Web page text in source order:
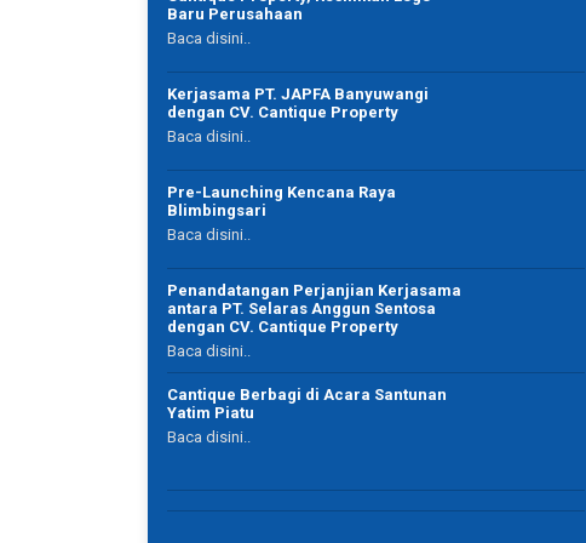
Baru Perusahaan
Baca disini..
Kerjasama PT. JAPFA Banyuwangi
dengan CV. Cantique Property
Baca disini..
Pre-Launching Kencana Raya
Blimbingsari
Baca disini..
Penandatangan Perjanjian Kerjasama
antara PT. Selaras Anggun Sentosa
dengan CV. Cantique Property
Baca disini..
Cantique Berbagi di Acara Santunan
Yatim Piatu
Baca disini..
Imam Sjamsoe Asharry